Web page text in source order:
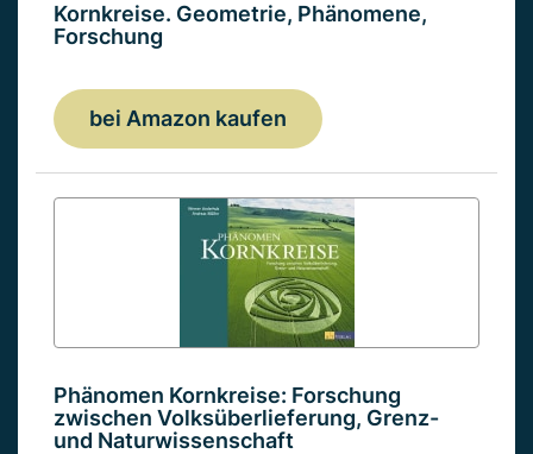
Kornkreise. Geometrie, Phänomene,
Forschung
bei Amazon kaufen
Phänomen Kornkreise: Forschung
zwischen Volksüberlieferung, Grenz-
und Naturwissenschaft